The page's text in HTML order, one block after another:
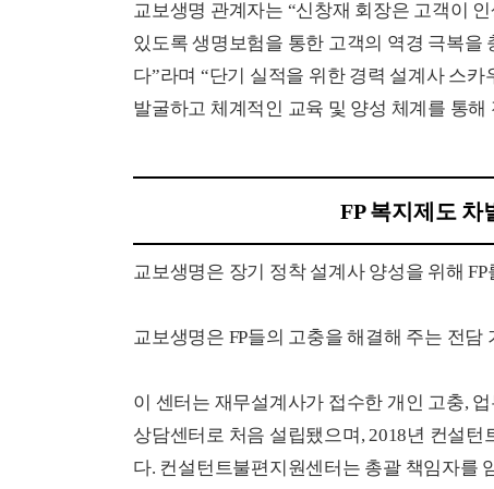
교보생명 관계자는 “신창재 회장은 고객이
있도록 생명보험을 통한 고객의 역경 극복을
다”라며 “단기 실적을 위한 경력 설계사 스
발굴하고 체계적인 교육 및 양성 체계를 통
FP 복지제도 차
교보생명은 장기 정착 설계사 양성을 위해
교보생명은 FP들의 고충을 해결해 주는 전
이 센터는 재무설계사가 접수한 개인 고충,
상담센터로 처음 설립됐으며, 2018년 컨설
다. 컨설턴트불편지원센터는 총괄 책임자를